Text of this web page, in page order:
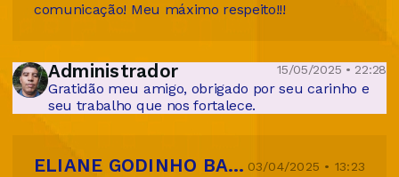
comunicação! Meu máximo respeito!!!
Administrador 15/05/2025 • 22:28
Gratidão meu amigo, obrigado por seu carinho e
seu trabalho que nos fortalece.
ELIANE GODINHO BARROSO TIBURCIO 03/04/2025 • 13:23